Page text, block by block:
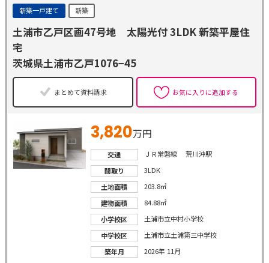
新築一戸建て 新築
土浦市乙戸区画47号地 太陽光付 3LDK 新築平屋住
宅
茨城県土浦市乙戸1076−45
まとめて資料請求 お気に入りに追加する
3,820万円
交通
ＪＲ常磐線 荒川沖駅
間取り
3LDK
土地面積
203.8㎡
建物面積
84.88㎡
小学校区
土浦市立中村小学校
中学校区
土浦市立土浦第三中学校
築年月
2026年 11月